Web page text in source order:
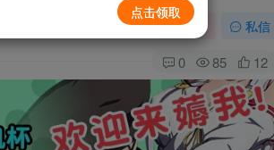
关注 私信
0 85 12
点击领取